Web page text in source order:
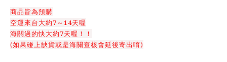
商品皆為預購
空運來台大約7～14天喔
海關過的快大約7天喔！！
(如果碰上缺貨或是海關查核會延後寄出唷)